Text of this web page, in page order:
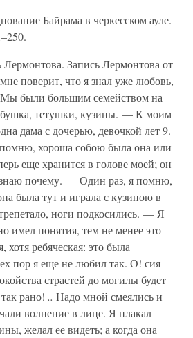
Байрама в черкесском ауле.
Запись Лермонтова от
поверит, что я знал уже любовь,
Мы были большим семейством на
тетушки, кузины. — К моим
дама с дочерью, девочкой лет 9.
хороша собою была она или
еще хранится в голове моей; он
почему. — Один раз, я помню,
была тут и играла с кузиною в
ноги подкосились. — Я
имел понятия, тем не менее это
хотя ребяческая: это была
пор я еще не любил так. О! сия
страстей до могилы будет
рано! .. Надо мной смеялись и
волнение в лице. Я плакал
желал ее видеть; а когда она